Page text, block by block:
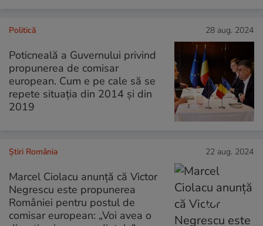
Politică 28 aug. 2024
Poticneală a Guvernului privind
propunerea de comisar
european. Cum e pe cale să se
repete situația din 2014 și din
2019
Știri România 22 aug. 2024
Marcel Ciolacu anunță că Victor
Negrescu este propunerea
României pentru postul de
comisar european: „Voi avea o